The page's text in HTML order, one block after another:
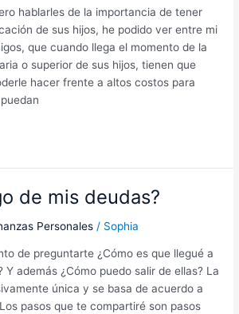
hablarles de la importancia de tener
de sus hijos, he podido ver entre mi
que cuando llega el momento de la
o superior de sus hijos, tienen que
hacer frente a altos costos para
de mis deudas?
Personales / Sophia
de preguntarte ¿Cómo es que llegué a
Y además ¿Cómo puedo salir de ellas? La
única y se basa de acuerdo a
pasos que te compartiré son pasos